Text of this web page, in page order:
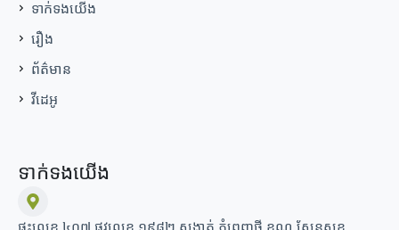
ទាក់ទងយើង
រឿង
ព័ត៌មាន
វីដេអូ
ទាក់ទងយើង
ផ្ទះលេខ ៤០៧ ផ្លូវលេខ ១៩៨២ សង្កាត់ ភ្នំពេញថ្មី ខណ្ឌ សែនសុខ